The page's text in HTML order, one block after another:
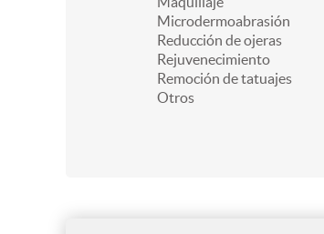
Microdermoabrasión
Reducción de ojeras
Rejuvenecimiento
Remoción de tatuajes
Otros